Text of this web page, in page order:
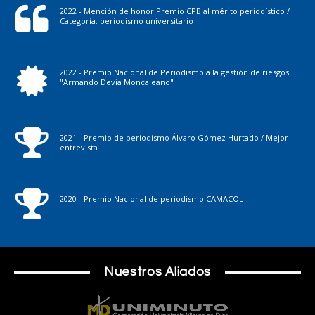
2022 - Mención de honor Premio CPB al mérito periodístico /
Categoría: periodismo universitario
2022 - Premio Nacional de Periodismo a la gestión de riesgos
"Armando Devia Moncaleano"
2021 - Premio de periodismo Álvaro Gómez Hurtado / Mejor
entrevista
2020 - Premio Nacional de periodismo CAMACOL
Nuestros Aliados